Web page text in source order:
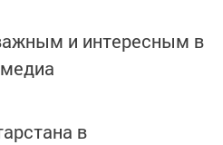
и интересным в
в